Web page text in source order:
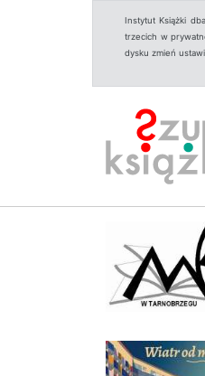
Instytut Książki
trzecich w
dysku zmień